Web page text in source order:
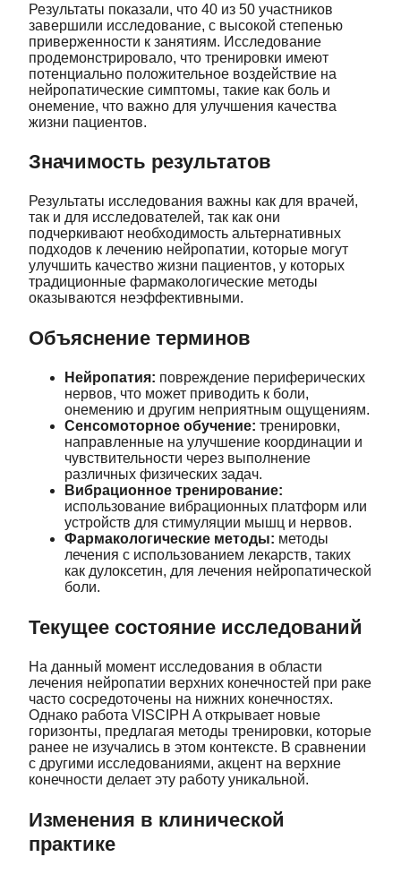
Результаты показали, что 40 из 50 участников
завершили исследование, с высокой степенью
приверженности к занятиям. Исследование
продемонстрировало, что тренировки имеют
потенциально положительное воздействие на
нейропатические симптомы, такие как боль и
онемение, что важно для улучшения качества
жизни пациентов.
Значимость результатов
Результаты исследования важны как для врачей,
так и для исследователей, так как они
подчеркивают необходимость альтернативных
подходов к лечению нейропатии, которые могут
улучшить качество жизни пациентов, у которых
традиционные фармакологические методы
оказываются неэффективными.
Объяснение терминов
Нейропатия: повреждение периферических
нервов, что может приводить к боли,
онемению и другим неприятным ощущениям.
Сенсомоторное обучение: тренировки,
направленные на улучшение координации и
чувствительности через выполнение
различных физических задач.
Вибрационное тренирование:
использование вибрационных платформ или
устройств для стимуляции мышц и нервов.
Фармакологические методы: методы
лечения с использованием лекарств, таких
как дулоксетин, для лечения нейропатической
боли.
Текущее состояние исследований
На данный момент исследования в области
лечения нейропатии верхних конечностей при раке
часто сосредоточены на нижних конечностях.
Однако работа VISCIPH A открывает новые
горизонты, предлагая методы тренировки, которые
ранее не изучались в этом контексте. В сравнении
с другими исследованиями, акцент на верхние
конечности делает эту работу уникальной.
Изменения в клинической
практике